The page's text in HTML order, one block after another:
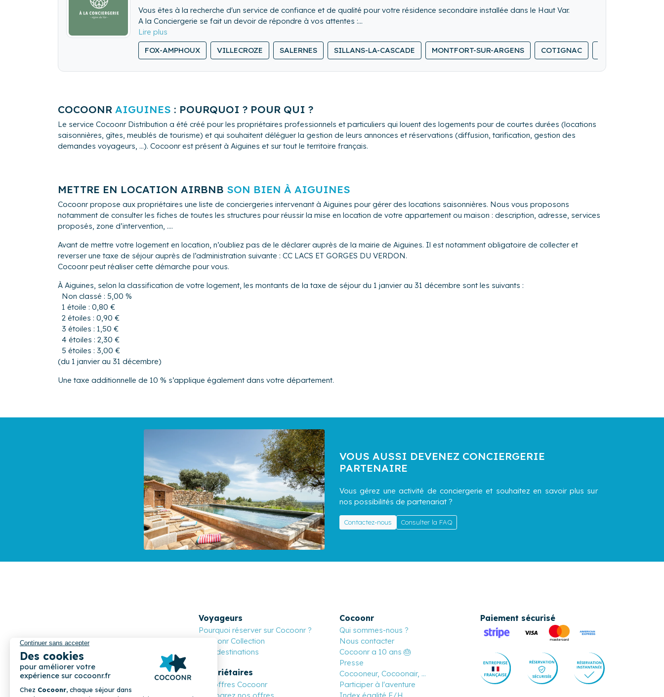
Vous êtes à la recherche d'un service de confiance et de qualité pour votre résidence secondaire installée dans le Haut Var.
A la Conciergerie se fait un devoir de répondre à vos attentes :
- Réactivité (en fonction de vos besoins de 1 à 365 jrs)
- Multi-service (fixons ensemble la prestation en fonction de vos attentes)
- Qualité (sérieux, responsable et investie)
FOX-AMPHOUX VILLECROZE SALERNES SILLANS-LA-CASCADE MONTFORT-SUR-ARGENS COTIGNAC
COCOONR AIGUINES : POURQUOI ? POUR QUI ?
Le service Cocoonr Distribution a été créé pour les propriétaires professionnels et particuliers qui louent des logements pour de courtes durées (locations
saisonnières, gîtes, meublés de tourisme) et qui souhaitent déléguer la gestion de leurs annonces et réservations (diffusion, tarification, gestion des
demandes voyageurs, ...). Cocoonr est présent à Aiguines et sur tout le territoire français.
METTRE EN LOCATION AIRBNB SON BIEN À AIGUINES
Cocoonr propose aux propriétaires une liste de conciergeries intervenant à Aiguines pour gérer des locations saisonnières. Nous vous proposons
notamment de consulter les fiches de toutes les structures pour réussir la mise en location de votre appartement ou maison : description, adresse, services
proposés, zone d’intervention, ....
Avant de mettre votre logement en location, n’oubliez pas de le déclarer auprès de la mairie de Aiguines. Il est notamment obligatoire de collecter et
reverser une taxe de séjour auprès de l’administration suivante : CC LACS ET GORGES DU VERDON.
Cocoonr peut réaliser cette démarche pour vous.
À Aiguines, selon la classification de votre logement, les montants de la taxe de séjour du 1 janvier au 31 décembre sont les suivants :
Non classé : 5,00 %
1 étoile : 0,80 €
2 étoiles : 0,90 €
3 étoiles : 1,50 €
4 étoiles : 2,30 €
5 étoiles : 3,00 €
(du 1 janvier au 31 décembre)
Une taxe additionnelle de 10 % s’applique également dans votre département.
VOUS AUSSI DEVENEZ CONCIERGERIE
PARTENAIRE
Vous gérez une activité de conciergerie et souhaitez en savoir plus sur
nos possibilités de partenariat ?
Contactez-nous Consulter la FAQ
Voyageurs
Pourquoi réserver sur Cocoonr ?
Cocoonr Collection
Nos destinations
Propriétaires
Les offres Cocoonr
Cocoonr
Qui sommes-nous ?
Nous contacter
Cocoonr a 10 ans 🎂
Presse
Cocooneur, Cocoonair, ...
Participer à l'aventure
Paiement sécurisé